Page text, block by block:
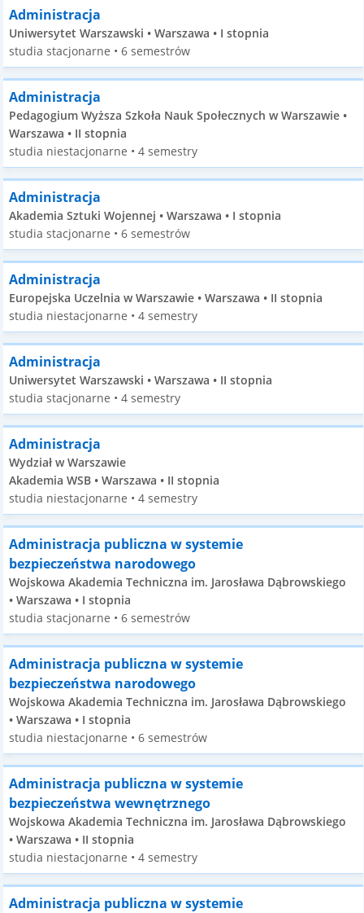
Administracja
Uniwersytet Warszawski • Warszawa • I stopnia
studia stacjonarne • 6 semestrów
Administracja
Pedagogium Wyższa Szkoła Nauk Społecznych w Warszawie •
Warszawa • II stopnia
studia niestacjonarne • 4 semestry
Administracja
Akademia Sztuki Wojennej • Warszawa • I stopnia
studia stacjonarne • 6 semestrów
Administracja
Europejska Uczelnia w Warszawie • Warszawa • II stopnia
studia niestacjonarne • 4 semestry
Administracja
Uniwersytet Warszawski • Warszawa • II stopnia
studia stacjonarne • 4 semestry
Administracja
Wydział w Warszawie
Akademia WSB • Warszawa • II stopnia
studia niestacjonarne • 4 semestry
Administracja publiczna w systemie
bezpieczeństwa narodowego
Wojskowa Akademia Techniczna im. Jarosława Dąbrowskiego
• Warszawa • I stopnia
studia stacjonarne • 6 semestrów
Administracja publiczna w systemie
bezpieczeństwa narodowego
Wojskowa Akademia Techniczna im. Jarosława Dąbrowskiego
• Warszawa • I stopnia
studia niestacjonarne • 6 semestrów
Administracja publiczna w systemie
bezpieczeństwa wewnętrznego
Wojskowa Akademia Techniczna im. Jarosława Dąbrowskiego
• Warszawa • II stopnia
studia niestacjonarne • 4 semestry
Administracja publiczna w systemie